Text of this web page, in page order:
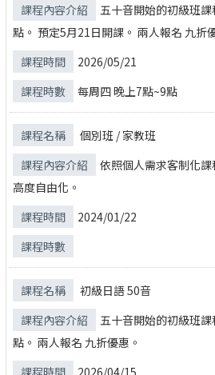
五十音開始的初級班
點。 預定5月21日開課。 兩人報名 九折
2026/05/21
每周四 晚上7點~9點
個別班 / 家教班
依照個人需求客制化
高度自由化。
2024/01/22
初級日語 50音
五十音開始的初級班
點。 兩人報名 九折優惠。
2026/04/15